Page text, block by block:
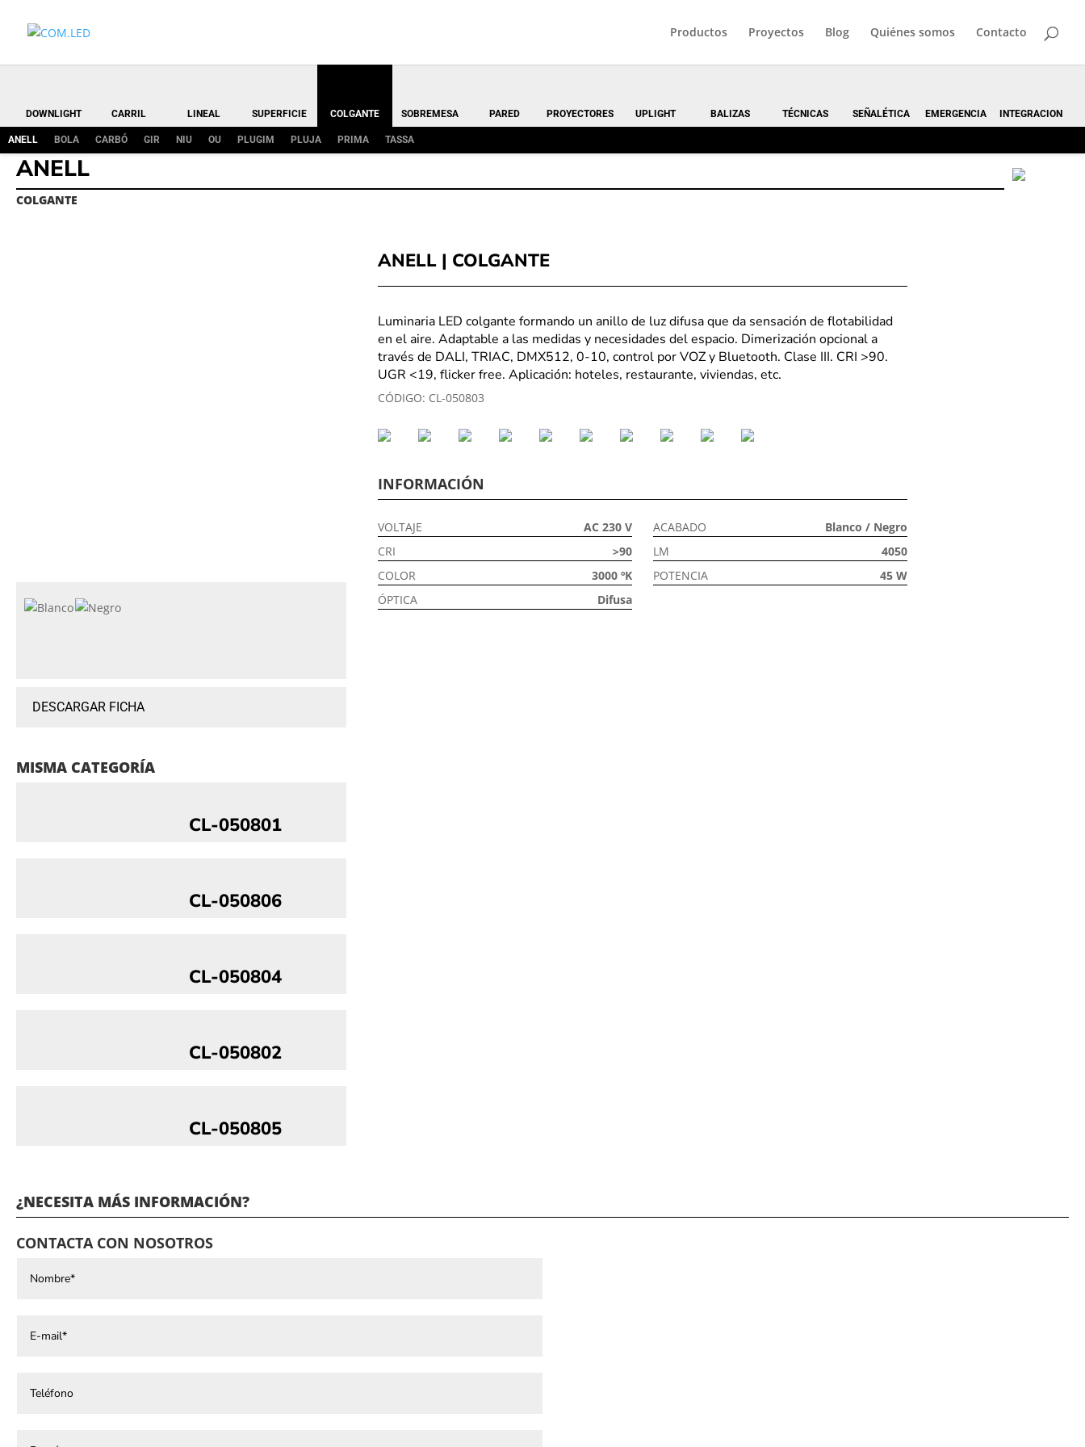
Productos Proyectos Blog Quiénes somos Contacto
DOWNLIGHT CARRIL LINEAL SUPERFICIE COLGANTE
ANELL BOLA CARBÓ GIR NIU OU PLUGIM PLUJA PRIMA TASSA
SOBREMESA PARED PROYECTORES UPLIGHT BALIZAS TÉCNICAS SEÑALÉTICA EMERGENCIA INTEGRACION
ANELL
COLGANTE
DESCARGAR FICHA
ANELL | COLGANTE
Luminaria LED colgante formando un anillo de luz difusa que da sensación de flotabilidad
en el aire. Adaptable a las medidas y necesidades del espacio. Dimerización opcional a
través de DALI, TRIAC, DMX512, 0-10, control por VOZ y Bluetooth. Clase III. CRI >90.
UGR <19, flicker free. Aplicación: hoteles, restaurante, viviendas, etc.
CÓDIGO: CL-050803
INFORMACIÓN
VOLTAJE
AC 230 V
CRI
>90
COLOR
3000 ºK
ÓPTICA
Difusa
ACABADO
Blanco / Negro
LM
4050
POTENCIA
45 W
MISMA CATEGORÍA
CL-050801
CL-050806
CL-050804
CL-050802
CL-050805
¿NECESITA MÁS INFORMACIÓN?
CONTACTA CON NOSOTROS